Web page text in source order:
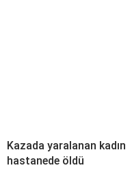
Kazada yaralanan kadın
hastanede öldü